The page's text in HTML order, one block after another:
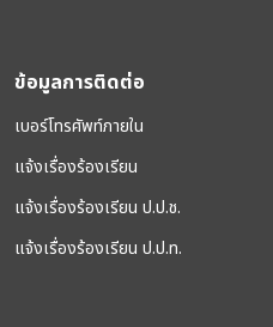
ข้อมูลการติดต่อ
เบอร์โทรศัพท์ภายใน
แจ้งเรื่องร้องเรียน
แจ้งเรื่องร้องเรียน ป.ป.ช.
แจ้งเรื่องร้องเรียน ป.ป.ท.